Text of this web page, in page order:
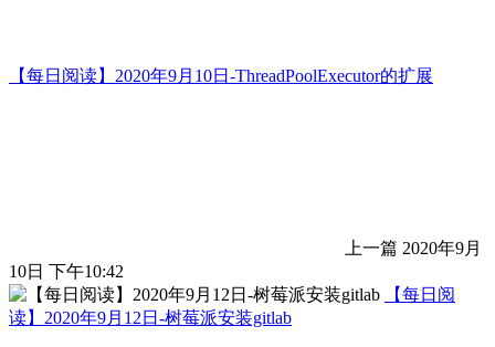
【每日阅读】2020年9月10日-ThreadPoolExecutor的扩展
上一篇 2020年9月
10日 下午10:42
【每日阅
读】2020年9月12日-树莓派安装gitlab